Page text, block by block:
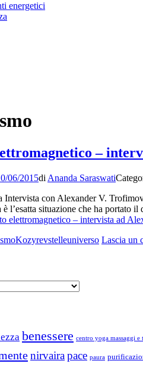
energetici
–
06/2015di Ananda Saraswati
Intervista con Alexander V.
l’esatta situazione che ha
elettromagnetico – intervista ad
Kozyrevstelleuniverso Lascia un
benessere centro yoga massaggi
nirvairapace paura